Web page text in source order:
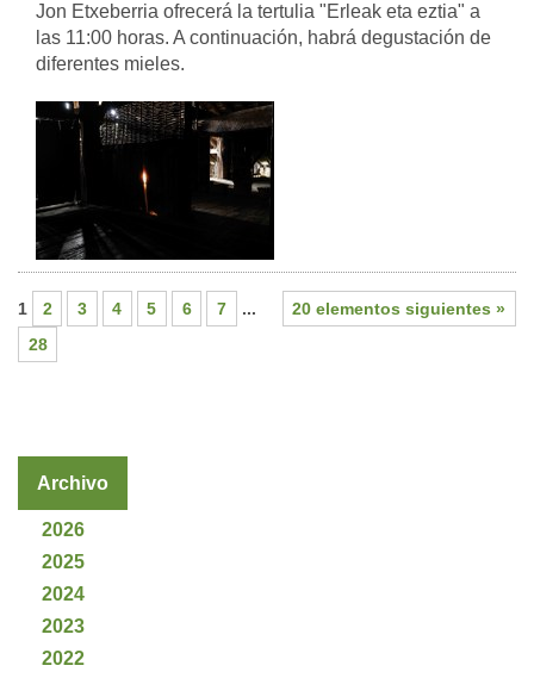
Jon Etxeberria ofrecerá la tertulia "Erleak eta eztia" a
las 11:00 horas. A continuación, habrá degustación de
diferentes mieles.
20 elementos siguientes »
1 2 3 4 5 6 7
...
28
Archivo
2026
2025
2024
2023
2022